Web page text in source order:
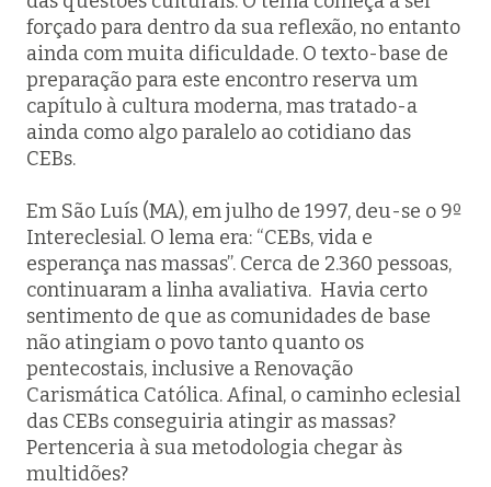
forçado para dentro da sua reflexão, no entanto
ainda com muita dificuldade. O texto-base de
preparação para este encontro reserva um
capítulo à cultura moderna, mas tratado-a
ainda como algo paralelo ao cotidiano das
CEBs.
Em São Luís (MA), em julho de 1997, deu-se o 9º
Intereclesial. O lema era: “CEBs, vida e
esperança nas massas”. Cerca de 2.360 pessoas,
continuaram a linha avaliativa. Havia certo
sentimento de que as comunidades de base
não atingiam o povo tanto quanto os
pentecostais, inclusive a Renovação
Carismática Católica. Afinal, o caminho eclesial
das CEBs conseguiria atingir as massas?
Pertenceria à sua metodologia chegar às
multidões?